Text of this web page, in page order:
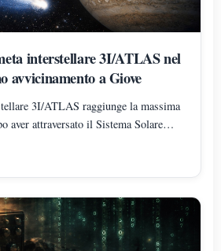
interstellare 3I/ATLAS nel
avvicinamento a Giove
3I/ATLAS raggiunge la massima
aver attraversato il Sistema Solare
vicino al solstizio d’inverno.